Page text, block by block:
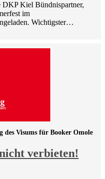
DKP Kiel Bündnispartner,
im
Wichtigster…
verbieten!
des Visums für Booker Omole